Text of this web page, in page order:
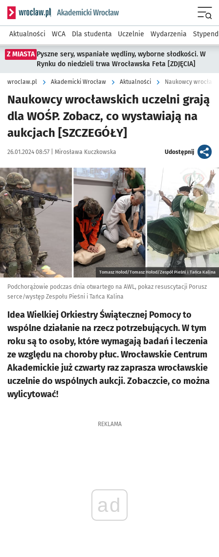
Serwis informacyjny wroclaw.pl podserwis: Akademicki
Aktualności WCA Dla studenta Uczelnie Wydarzenia
Z MIASTA Pyszne sery, wspaniałe wędliny, wyborne słodkości. W
Rynku do niedzieli trwa Wrocławska Feta [ZDJĘCIA]
wroclaw.pl Akademicki Wrocław Aktualności Naukowcy
Naukowcy wrocławskich uczelni grają
dla WOŚP. Zobacz, co wystawiają na
aukcjach [SZCZEGÓŁY]
Data publikacji:
26.01.2024 08:57 | Autor:
Mirosława Kuczkowska Udostępnijartykuł
Kliknij, aby powiększyć
Tomasz Hołod/Tomasz Hołod/Zespół Pieśni i Tańca Kalina
Podchorążowie podczas dnia otwartego na AWL, pokaz resuscytacji Porusz
serce/występ Zespołu Pieśni i Tańca Kalina
Idea Wielkiej Orkiestry Świątecznej Pomocy to
wspólne działanie na rzecz potrzebujących. W tym
roku są to osoby, które wymagają badań i leczenia
ze względu na choroby płuc. Wrocławskie Centrum
Akademickie już czwarty raz zaprasza wrocławskie
uczelnie do wspólnych aukcji. Zobaczcie, co można
wylicytować!
REKLAMA
ad